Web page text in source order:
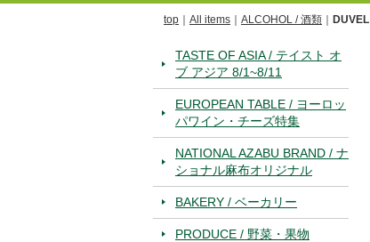
top All items ALCOHOL / 酒類 DUVEL
TASTE OF ASIA / テイスト オ
ブ アジア 8/1~8/11
EUROPEAN TABLE / ヨーロッ
パワイン・チーズ特集
NATIONAL AZABU BRAND / ナ
ショナル麻布オリジナル
BAKERY / ベーカリー
PRODUCE / 野菜・果物